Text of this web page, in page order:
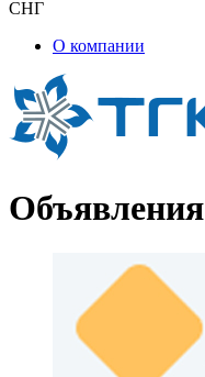
СНГ
О компании
Объявления